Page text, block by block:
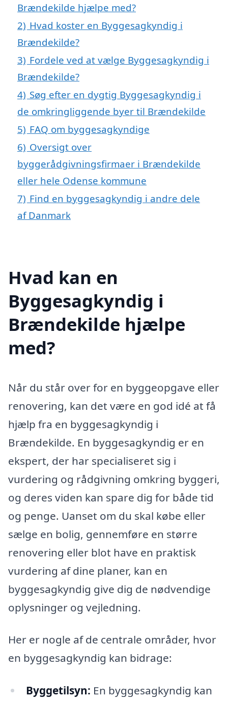
Brændekilde hjælpe med?
2) Hvad koster en Byggesagkyndig i
Brændekilde?
3) Fordele ved at vælge Byggesagkyndig i
Brændekilde?
4) Søg efter en dygtig Byggesagkyndig i
de omkringliggende byer til Brændekilde
5) FAQ om byggesagkyndige
6) Oversigt over
byggerådgivningsfirmaer i Brændekilde
eller hele Odense kommune
7) Find en byggesagkyndig i andre dele
af Danmark
Hvad kan en
Byggesagkyndig i
Brændekilde hjælpe
med?
Når du står over for en byggeopgave eller
renovering, kan det være en god idé at få
hjælp fra en byggesagkyndig i
Brændekilde. En byggesagkyndig er en
ekspert, der har specialiseret sig i
vurdering og rådgivning omkring byggeri,
og deres viden kan spare dig for både tid
og penge. Uanset om du skal købe eller
sælge en bolig, gennemføre en større
renovering eller blot have en praktisk
vurdering af dine planer, kan en
byggesagkyndig give dig de nødvendige
oplysninger og vejledning.
Her er nogle af de centrale områder, hvor
en byggesagkyndig kan bidrage:
Byggetilsyn: En byggesagkyndig kan